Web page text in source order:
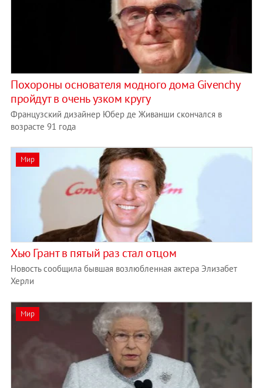
Похороны основателя модного дома Givenchy
пройдут в очень узком кругу
Французский дизайнер Юбер де Живанши скончался в
возрасте 91 года
Мир
Хью Грант в пятый раз стал отцом
Новость сообщила бывшая возлюбленная актера Элизабет
Херли
Мир